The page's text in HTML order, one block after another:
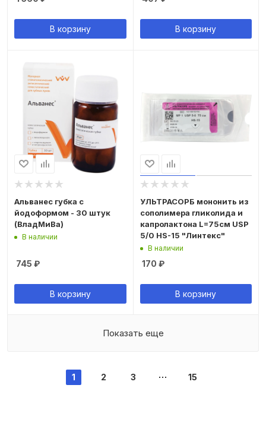
В корзину В корзину
Альванес губка с
йодоформом - 30 штук
(ВладМиВа)
В наличии
745 ₽
В корзину
УЛЬТРАСОРБ мононить из
сополимера гликолида и
капролактона L=75см USP
5/0 HS-15 "Линтекс"
В наличии
170 ₽
В корзину
Показать еще
1 2 3 15